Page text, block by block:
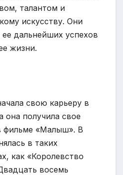
талантом и
искусству. Они
дальнейших успехов
жизни.
свою карьеру в
она получила свое
фильме «Малыш». В
в таких
как «Королевство
восемь